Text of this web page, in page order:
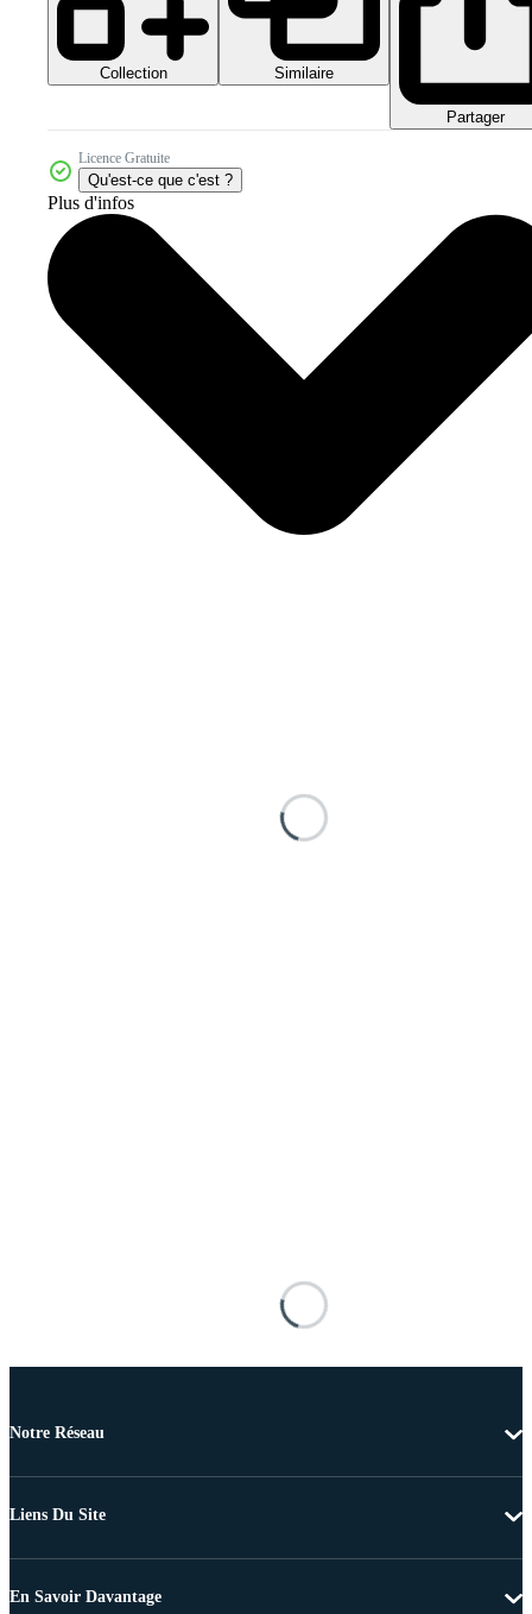
Collection Similaire
Partager
Licence Gratuite
Qu'est-ce que c'est ?
Plus d'infos
Notre Réseau
Liens Du Site
En Savoir Davantage